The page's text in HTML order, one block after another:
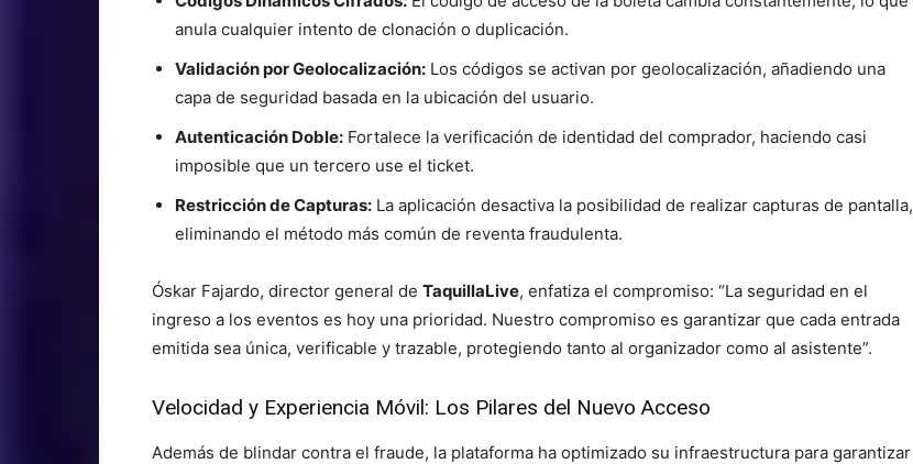
anula cualquier intento de clonación o duplicación.
Validación por Geolocalización: Los códigos se activan por geolocalización, añadiendo una
capa de seguridad basada en la ubicación del usuario.
Autenticación Doble: Fortalece la verificación de identidad del comprador, haciendo casi
imposible que un tercero use el ticket.
Restricción de Capturas: La aplicación desactiva la posibilidad de realizar capturas de pantalla,
eliminando el método más común de reventa fraudulenta.
Óskar Fajardo, director general de TaquillaLive, enfatiza el compromiso: “La seguridad en el
ingreso a los eventos es hoy una prioridad. Nuestro compromiso es garantizar que cada entrada
emitida sea única, verificable y trazable, protegiendo tanto al organizador como al asistente”.
Velocidad y Experiencia Móvil: Los Pilares del Nuevo Acceso
Además de blindar contra el fraude, la plataforma ha optimizado su infraestructura para garantizar